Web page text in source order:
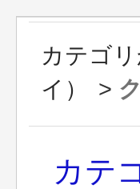
カテゴ
イ）
>
カテ